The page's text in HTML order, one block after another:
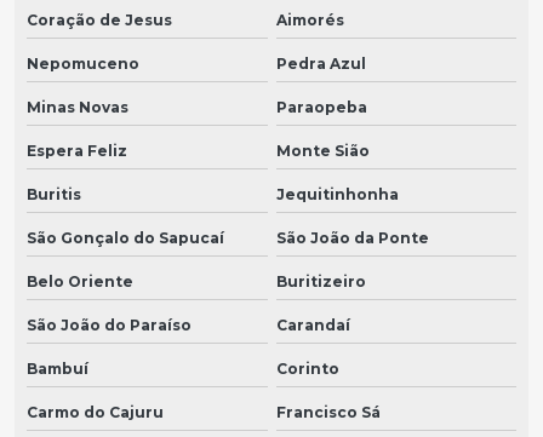
Coração de Jesus Aimorés
Nepomuceno Pedra Azul
Minas Novas Paraopeba
Espera Feliz Monte Sião
Buritis Jequitinhonha
São Gonçalo do Sapucaí São João da Ponte
Belo Oriente Buritizeiro
São João do Paraíso Carandaí
Bambuí Corinto
Carmo do Cajuru Francisco Sá